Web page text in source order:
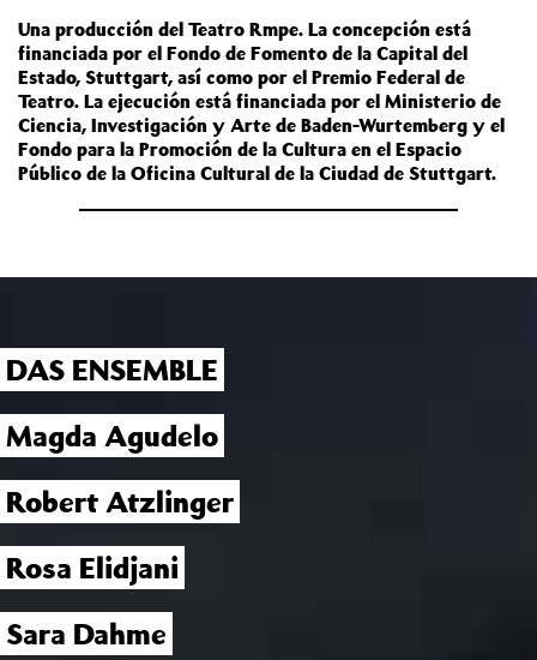
Una producción del Teatro Rmpe. La concepción está
financiada por el Fondo de Fomento de la Capital del
Estado, Stuttgart, así como por el Premio Federal de
Teatro. La ejecución está financiada por el Ministerio de
Ciencia, Investigación y Arte de Baden-Wurtemberg y el
Fondo para la Promoción de la Cultura en el Espacio
Público de la Oficina Cultural de la Ciudad de Stuttgart.
DAS ENSEMBLE
Magda Agudelo
Robert Atzlinger
Rosa Elidjani
Sara Dahme